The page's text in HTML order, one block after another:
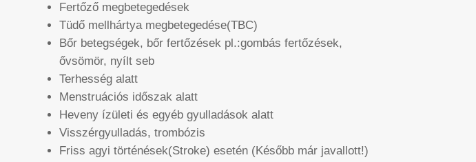
Fertőző megbetegedések
Tüdő mellhártya megbetegedése(TBC)
Bőr betegségek, bőr fertőzések pl.:gombás fertőzések,
ővsömör, nyílt seb
Terhesség alatt
Menstruációs időszak alatt
Heveny ízületi és egyéb gyulladások alatt
Visszérgyulladás, trombózis
Friss agyi történések(Stroke) esetén (Később már javallott!)